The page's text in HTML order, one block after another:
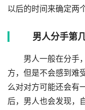
以后的时间来确定两
男人分手第几
男人一般在分手，
方，但是不会感到难
么对对方可能还会有
后，男人也会发现，